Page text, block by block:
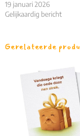
19 januari 2026
Gelijkaardig bericht
Gerelateerde